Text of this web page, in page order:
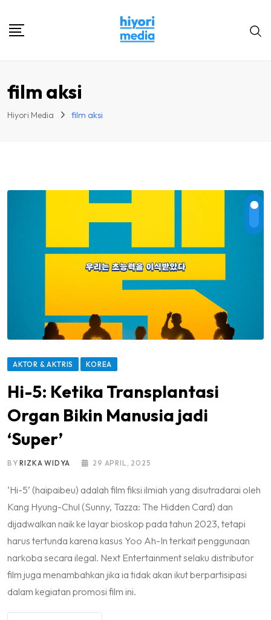
film aksi
Hiyori Media film aksi
AKTOR & AKTRIS KOREA
Hi-5: Ketika Transplantasi
Organ Bikin Manusia jadi
‘Super’
BYRIZKA WIDYA 29 APRIL, 2025
‘Hi-5’ (haipaibeu) adalah film fiksi ilmiah yang disutradarai oleh
Kang Hyung-Chul (Sunny, Tazza: The Hidden Card) dan
dijadwalkan naik ke layar bioskop pada tahun 2023, tetapi
harus tertunda karena kasus Yoo Ah-In terkait penggunaan
narkoba secara ilegal. Next Entertainment selaku distributor
film juga menambahkan jika ia tidak akan ikut berpartisipasi
dalam kegiatan promosi film ini.